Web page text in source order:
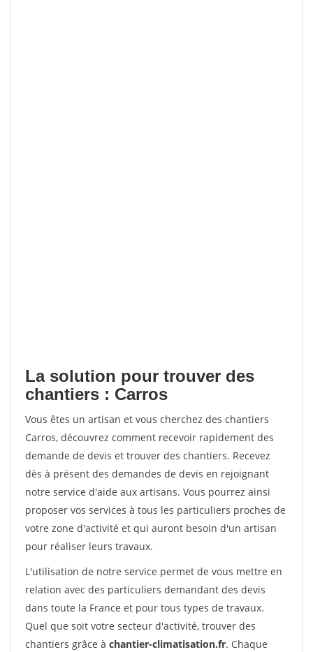
La solution pour trouver des
chantiers : Carros
Vous êtes un artisan et vous cherchez des chantiers
Carros, découvrez comment recevoir rapidement des
demande de devis et trouver des chantiers. Recevez
dès à présent des demandes de devis en rejoignant
notre service d'aide aux artisans. Vous pourrez ainsi
proposer vos services à tous les particuliers proches de
votre zone d'activité et qui auront besoin d'un artisan
pour réaliser leurs travaux.
L'utilisation de notre service permet de vous mettre en
relation avec des particuliers demandant des devis
dans toute la France et pour tous types de travaux.
Quel que soit votre secteur d'activité, trouver des
chantiers grâce à chantier-climatisation.fr. Chaque